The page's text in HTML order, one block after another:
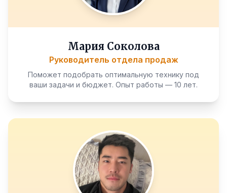
Мария Соколова
Руководитель отдела продаж
Поможет подобрать оптимальную технику под
ваши задачи и бюджет. Опыт работы — 10 лет.